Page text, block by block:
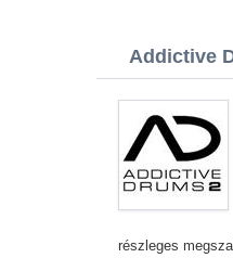
Addictive
részleges